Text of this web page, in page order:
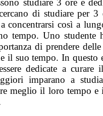
studiare 3 ore e
di studiare per
concentrarsi così a
tempo. Uno studente
di prendere delle
il suo tempo. In questo
dedicate a curare
imparano a
meglio il loro tempo e